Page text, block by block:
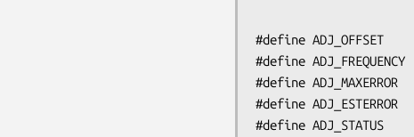
#define
#define
#define
#define
#define